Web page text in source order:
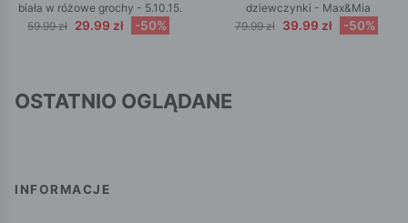
biała w różowe grochy - 5.10.15.
59.99 zł 29.99 zł -50%
dziewczynki - Max&Mia
79.99 zł
39.99 zł -50%
OSTATNIO OGLĄDANE
INFORMACJE